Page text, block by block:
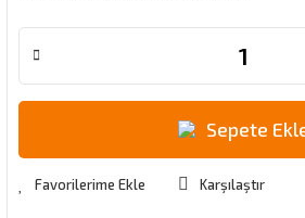
Sepete
Karşılaştır